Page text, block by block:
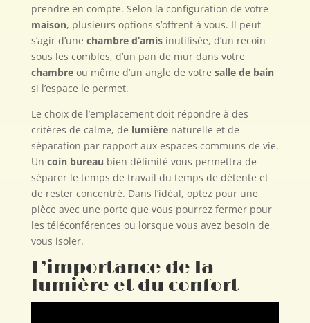
prendre en compte. Selon la configuration de votre
maison, plusieurs options s’offrent à vous. Il peut
s’agir d’une chambre d’amisinutilisée, d’un recoin
sous les combles, d’un pan de mur dans votre
chambreou même d’un angle de votre salle de bain
si l’espace le permet.
Le choix de l’emplacement doit répondre à des
critères de calme, de lumièrenaturelle et de
séparation par rapport aux espaces communs de vie.
Un coin bureau bien délimité vous permettra de
séparer le temps de travail du temps de détente et
de rester concentré. Dans l’idéal, optez pour une
pièce avec une porte que vous pourrez fermer pour
les téléconférences ou lorsque vous avez besoin de
vous isoler.
L’importance de la
lumière et du confort